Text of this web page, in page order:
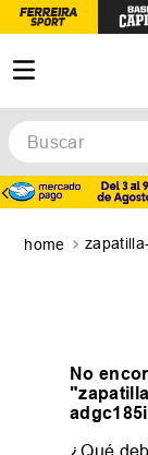
Buscar
No
"
¿Qué
TÉRMINOS
zapatillas
zapatillas
zapatillas